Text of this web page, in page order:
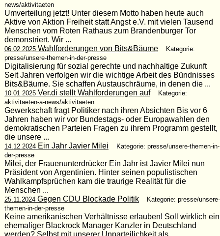
news/aktivitaeten
Umverteilung jetzt! Unter diesem Motto haben heute auch
Aktive von Aktion Freiheit statt Angst e.V. mit vielen Tausend
Menschen vom Roten Rathaus zum Brandenburger Tor
demonstriert. Wir ...
06.02.2025Wahlforderungen von Bits&Bäume
Kategorie:
presse/unsere-themen-in-der-presse
Digitalisierung für sozial gerechte und nachhaltige Zukunft
Seit Jahren verfolgen wir die wichtige Arbeit des Bündnisses
Bits&Bäume. Sie schaffen Austauschräume, in denen die ...
10.01.2025Ver.di stellt Wahlforderungen auf
Kategorie:
aktivitaeten-a-news/aktivitaeten
Gewerkschaft fragt Politiker nach ihren Absichten Bis vor 6
Jahren haben wir vor Bundestags- oder Europawahlen den
demokratischen Parteien Fragen zu ihrem Programm gestellt,
die unsere ...
14.12.2024Ein Jahr Javier Milei
Kategorie: presse/unsere-themen-in-
der-presse
Milei, der Frauenunterdrücker Ein Jahr ist Javier Milei nun
Präsident von Argentinien. Hinter seinen populistischen
Wahlkampfsprüchen kam die traurige Realität für die
Menschen ...
25.11.2024Gegen CDU Blockade Politik
Kategorie: presse/unsere-
themen-in-der-presse
Keine amerikanischen Verhältnisse erlauben! Soll wirklich ein
ehemaliger Blackrock Manager Kanzler in Deutschland
werden? Selbst mit unserer Unparteilichkeit als